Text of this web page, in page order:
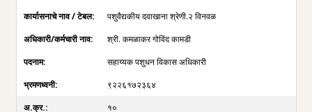
पशुवैद्यकीय दवाखाना श्रेणी.२ विनवळ
श्री. कमळाकर गोविंद कामडी
सहाय्यक पशुधन विकास अधिकारी
९२२६१७२३६४
१०